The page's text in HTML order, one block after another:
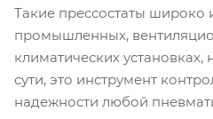
Такие прессостаты широко
промышленных,
климатических установках,
сути, это инструмент
надежности любой